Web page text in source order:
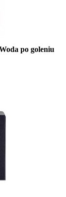
po goleniu